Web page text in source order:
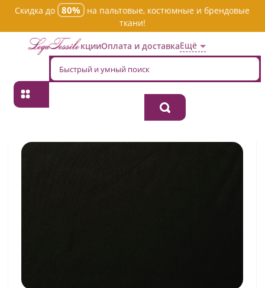
Скидка до 80%
на пальтовые, костюмные и брендовые
ткани!
АкцииОплата и доставкаЕщё
Главная
Ткань хлопок плательно-